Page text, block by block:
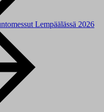
Lempäälässä 2026